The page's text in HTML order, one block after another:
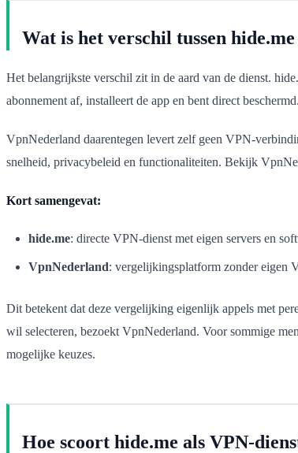
Wat is het verschil tussen
Het belangrijkste verschil zit in de aard van de dienst.
abonnement af, installeert de app en bent direct
VpnNederland daarentegen levert zelf geen VPN-
snelheid, privacybeleid en functionaliteiten. Bekijk
Kort samengevat:
hide.me: directe VPN-dienst met eigen servers en
VpnNederland: vergelijkingsplatform zonder eigen
Dit betekent dat deze vergelijking eigenlijk appels met
wil selecteren, bezoekt VpnNederland. Voor sommige
mogelijke keuzes.
Hoe scoort hide.me als VPN-